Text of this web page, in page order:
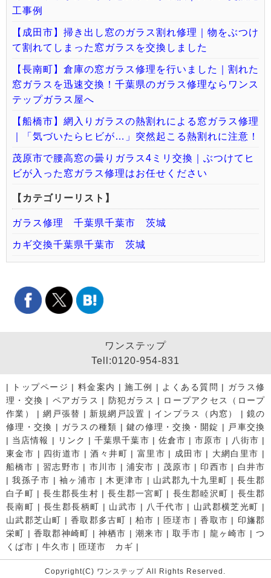
工事例
【成田市】掃き出し窓のガラス割れ修理｜物をぶつけ
て割れてしまった窓ガラスを交換しました
【長南町】倉庫の窓ガラス修理を行いました｜割れた
窓ガラスを迅速交換！千葉県のガラス修理ならワンス
テップガラス屋へ
【船橋市】網入りガラスの熱割れによる窓ガラス修理
｜「気づいたらヒビが…」突然起こる熱割れに注意！
茂原市で腰高窓の曇りガラス4ミリ交換｜ぶつけてヒ
ビが入った窓ガラス修理はお任せください
【カテゴリーリスト】
ガラス修理 千葉県千葉市 茨城
カギ交換千葉県千葉市 茨城
ワンステップ
Tell:0120-954-831
| トップページ | 料金案内 |施工例 | よくある質問 | ガラス修
理・交換 | ペアガラス | 防犯ガラス | ロープアクセス（ロープ
作業）
|網戸張替 | 新規網戸設置 | インプラス（内窓） | 鏡の
修理・交換 | ガラスの種類 |鍵の修理・交換・開錠 |
戸車交換
| 当店情報 | リンク |千葉県千葉市 | 佐倉市 |市原市 | 八街市 |
東金市 | 四街道市 |酒々井町 | 富里市 | 成田市 | 大網白里市 |
船橋市 | 習志野市 | 市川市 | 浦安市 | 茂原市 | 印西市 | 白井市
|我孫子市 | 袖ヶ浦市 | 木更津市 | 山武郡九十九里町 |長生郡
白子町 |長生郡長生村 |長生郡一宮町 | 長生郡睦沢町 | 長生郡
長南町 |長生郡長柄町 | 山武市 | 八千代市 | 山武郡横芝光町 |
山武郡芝山町 | 香取郡多古町 | 柏市 | 匝瑳市 |香取市 | 印旛郡
栄町 | 香取郡神崎町 | 神栖市 |潮来市 |取手市 | 龍ヶ崎市 |つ
くば市 | 牛久市 | 匝瑳市 カギ |
Copyright(C) ワンステップ All Rights Reserved.